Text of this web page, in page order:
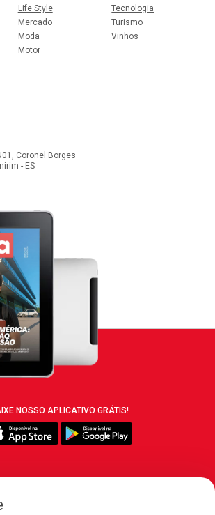
Life Style
Mercado
Moda
Motor
Tecnologia
Turismo
Vinhos
Coronel Borges
- ES
NOSSO APLICATIVO GRÁTIS!